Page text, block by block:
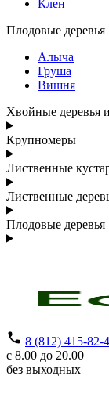
Клен
Плодовые деревья
Алыча
Груша
Вишня
Хвойные деревья
Крупномеры
Лиственные
Лиственные
Плодовые деревья
8 (812) 415-82-
с 8.00 до 20.00
без выходных